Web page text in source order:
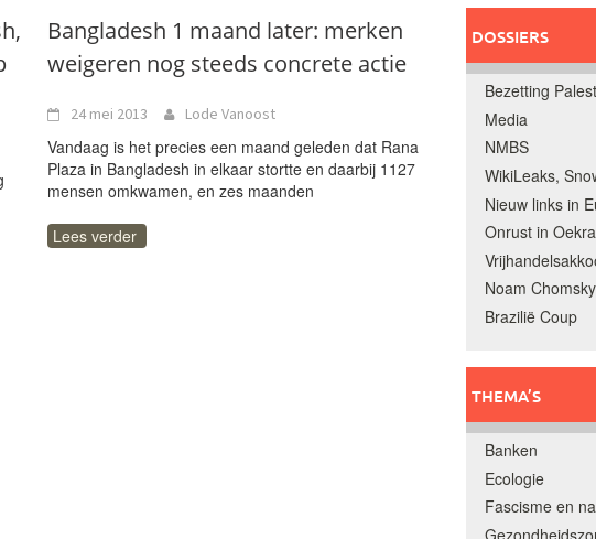
Bangladesh 1 maand later: merken
weigeren nog steeds concrete actie
24 mei 2013 Lode Vanoost
Vandaag is het precies een maand geleden dat Rana
Plaza in Bangladesh in elkaar stortte en daarbij 1127
mensen omkwamen, en zes maanden
Lees verder
DOSSIERS
Bezetting
Media
NMBS
WikiLeaks,
Nieuw links in
Onrust in
Noam Chomsky
Brazilië Coup
THEMA’S
Banken
Ecologie
Fascisme en